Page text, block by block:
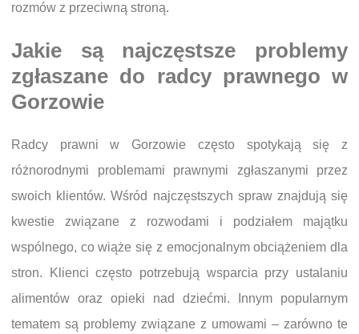
rozmów z przeciwną stroną.
Jakie są najczęstsze problemy
zgłaszane do radcy prawnego w
Gorzowie
Radcy prawni w Gorzowie często spotykają się z
różnorodnymi problemami prawnymi zgłaszanymi przez
swoich klientów. Wśród najczęstszych spraw znajdują się
kwestie związane z rozwodami i podziałem majątku
wspólnego, co wiąże się z emocjonalnym obciążeniem dla
stron. Klienci często potrzebują wsparcia przy ustalaniu
alimentów oraz opieki nad dziećmi. Innym popularnym
tematem są problemy związane z umowami – zarówno te